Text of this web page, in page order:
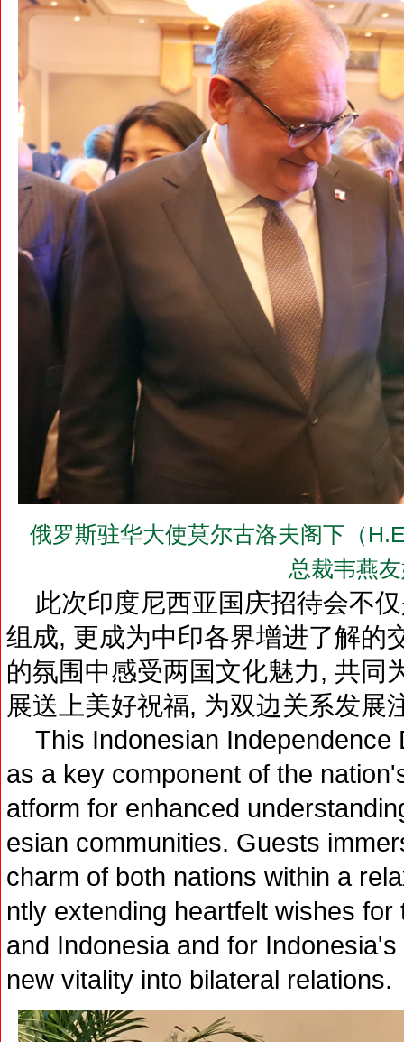
俄罗斯驻华大使莫尔古洛夫阁下（
总裁韦燕
此次印度尼西亚国庆招待会不
组成, 更成为中印各界增进了解的
的氛围中感受两国文化魅力, 共同
展送上美好祝福, 为双边关系发展
This Indonesian Independence
as a key component of the
atform for enhanced
esian communities. Guests
charm of both nations within a
ntly extending heartfelt wishes
and Indonesia and for
new vitality into bilateral relations.